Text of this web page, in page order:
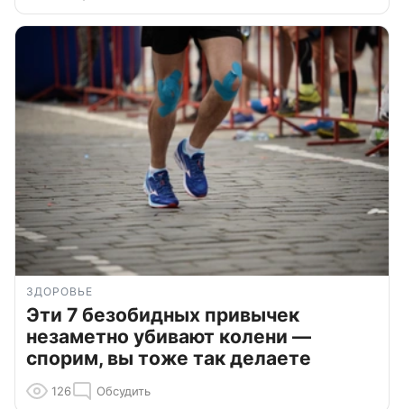
ЗДОРОВЬЕ
Эти 7 безобидных привычек
незаметно убивают колени —
спорим, вы тоже так делаете
126 Обсудить